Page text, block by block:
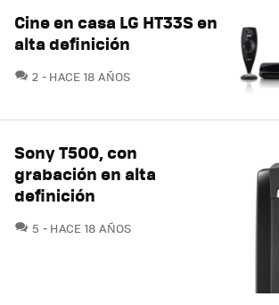
Cine en casa LG HT33S en
alta definición
2 COMENTARIOS
HACE 18 AÑOS
Sony T500, con
grabación en alta
definición
5 COMENTARIOS
HACE 18 AÑOS